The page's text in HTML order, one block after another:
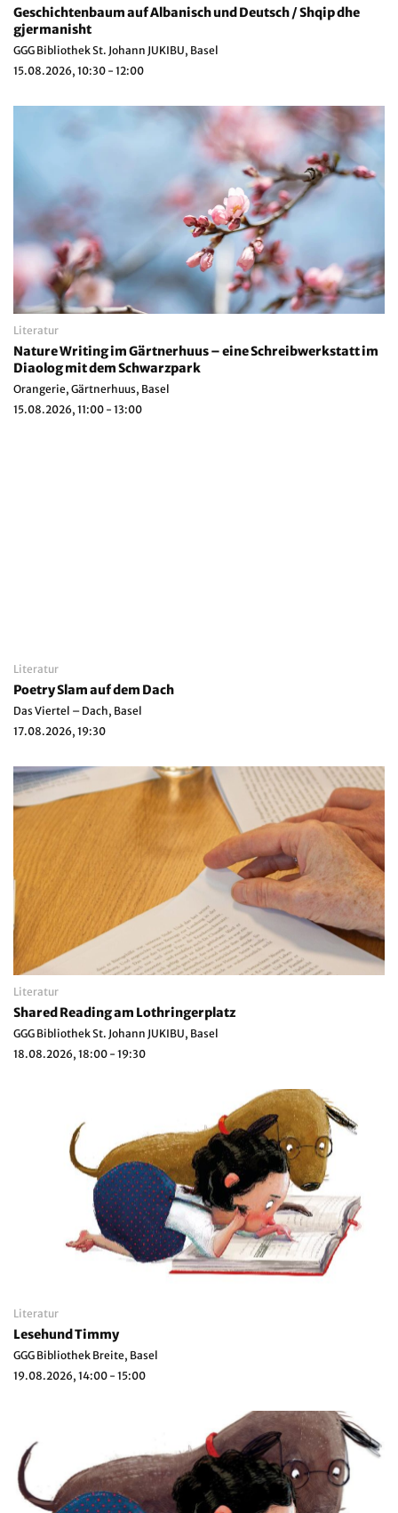
Geschichtenbaum auf Albanisch und Deutsch / Shqip dhe
gjermanisht
GGG Bibliothek St. Johann JUKIBU, Basel
15.08.2026, 10:30 - 12:00
Literatur
Nature Writing im Gärtnerhuus – eine Schreibwerkstatt im
Diaolog mit dem Schwarzpark
Orangerie, Gärtnerhuus, Basel
15.08.2026, 11:00 - 13:00
Literatur
Poetry Slam auf dem Dach
Das Viertel – Dach, Basel
17.08.2026, 19:30
Literatur
Shared Reading am Lothringerplatz
GGG Bibliothek St. Johann JUKIBU, Basel
18.08.2026, 18:00 - 19:30
Literatur
Lesehund Timmy
GGG Bibliothek Breite, Basel
19.08.2026, 14:00 - 15:00